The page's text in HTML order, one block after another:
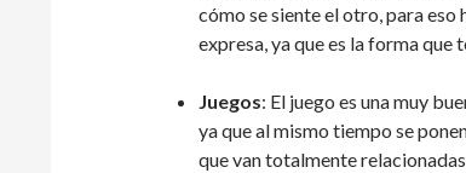
cómo se siente el otro, para
expresa, ya que es la forma que
Juegos: El juego es una muy
ya que al mismo tiempo se
que van totalmente